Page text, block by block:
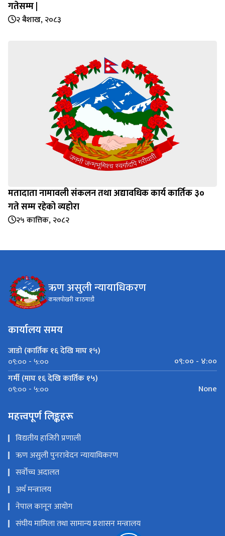
गतेसम्म |
२ बैशाख, २०८३
मतादाता नामावली संकलन तथा अद्यावधिक कार्य कार्तिक ३०
गते सम्म रहेको व्यहोरा
२५ कात्तिक, २०८२
ऋण असुली न्यायाधिकरण
कमलपोखरी काठमाडौ
कार्यालय समय
जाडो (कार्तिक १६ देखि माघ १५)
०९:०० - ५:००
०९:०० - ४:००
गर्मी (माघ १६ देखि कार्तिक १५)
०९:०० - ५:०० None
महत्त्वपूर्ण लिङ्कहरू
विद्यतीय हाजिरी प्रणाली
ऋण असुली पुनरावेदन न्यायाधिकरण
सर्वोच्च अदालत
अर्थ मन्त्रालय
नेपाल कानून आयोग
संघीय मामिला तथा सामान्य प्रशासन मन्त्रालय